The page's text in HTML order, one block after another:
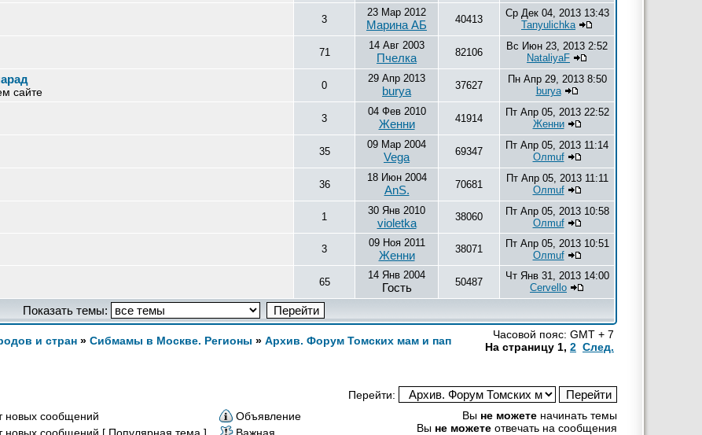
3
23 Мар 2012
Марина АБ 40413
Ср Дек 04, 2013 13:43
Tanyulichka
71
14 Авг 2003
Пчелка 82106
Вс Июн 23, 2013 2:52
NataliyaF
сайте
0
29 Апр 2013
burya 37627
Пн Апр 29, 2013 8:50
burya
3
04 Фев 2010
Женни 41914
Пт Апр 05, 2013 22:52
Женни
35
09 Мар 2004
Vega 69347
Пт Апр 05, 2013 11:14
Олmuf
36
18 Июн 2004
AnS. 70681
Пт Апр 05, 2013 11:11
Олmuf
1
30 Янв 2010
violetka 38060
Пт Апр 05, 2013 10:58
Олmuf
3
09 Ноя 2011
Женни 38071
Пт Апр 05, 2013 10:51
Олmuf
65
14 Янв 2004
Гость 50487
Чт Янв 31, 2013 14:00
Cervello
Показать темы:
и стран » Сибмамы в Москве. Регионы » Архив. Форум Томских мам и пап
Часовой пояс: GMT + 7
На страницу 1, 2 След.
Перейти:
новых сообщений
Объявление
Вы не можете начинать темы
Вы не можете отвечать на сообщения